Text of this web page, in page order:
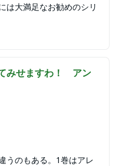
は大満足なお勧めのシリ
みせますわ！ アン
うのもある。1巻はアレ